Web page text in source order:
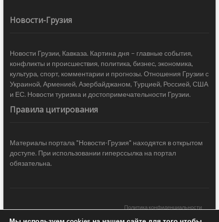
Новости-Грузия
Новости Грузии, Кавказа. Картина дня – главные события,
конфликты и происшествия, политика, бизнес, экономика,
культура, спорт, комментарии и прогнозы. Отношения Грузии с
Украиной, Арменией, Азербайджаном, Турцией, Россией, США
и ЕС. Новости туризма и достопримечательности Грузии.
Правила цитирования
Материалы портала "Новости-Грузия" находятся в открытом
доступе. При использовании гиперссылка на портал
обязательна.
Политика конфиденциальности